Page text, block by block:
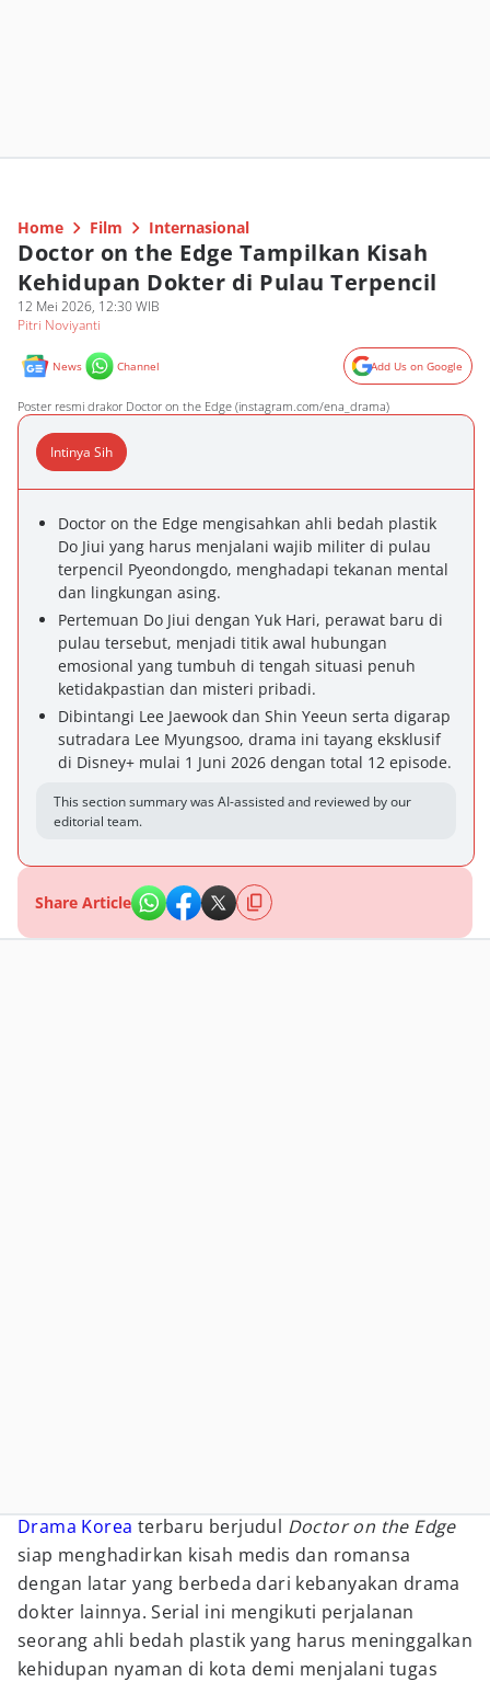
Home Film Internasional
Doctor on the Edge Tampilkan Kisah
Kehidupan Dokter di Pulau Terpencil
12 Mei 2026, 12:30 WIB
Pitri Noviyanti
News Channel Add Us on Google
Poster resmi drakor Doctor on the Edge (instagram.com/ena_drama)
Intinya Sih
Doctor on the Edge mengisahkan ahli bedah plastik
Do Jiui yang harus menjalani wajib militer di pulau
terpencil Pyeondongdo, menghadapi tekanan mental
dan lingkungan asing.
Pertemuan Do Jiui dengan Yuk Hari, perawat baru di
pulau tersebut, menjadi titik awal hubungan
emosional yang tumbuh di tengah situasi penuh
ketidakpastian dan misteri pribadi.
Dibintangi Lee Jaewook dan Shin Yeeun serta digarap
sutradara Lee Myungsoo, drama ini tayang eksklusif
di Disney+ mulai 1 Juni 2026 dengan total 12 episode.
This section summary was AI-assisted and reviewed by our
editorial team.
Share Article
Drama Korea terbaru berjudul Doctor on the Edge
siap menghadirkan kisah medis dan romansa
dengan latar yang berbeda dari kebanyakan drama
dokter lainnya. Serial ini mengikuti perjalanan
seorang ahli bedah plastik yang harus meninggalkan
kehidupan nyaman di kota demi menjalani tugas